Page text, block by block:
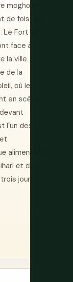
moghole et
fois que
Fort de
face à
la ville
de la
où les
en scène
l'un des
alimentaire
et des
jours.